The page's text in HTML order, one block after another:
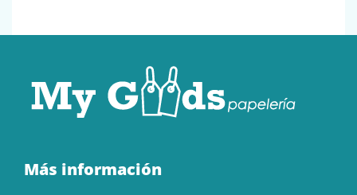
Más información